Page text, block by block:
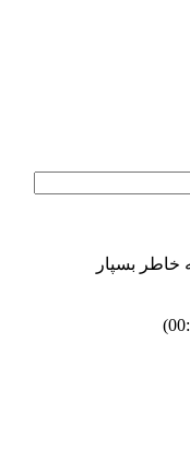
بسپار